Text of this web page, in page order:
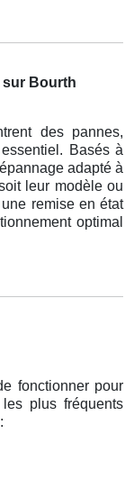
sur Bourth
des pannes,
Basés à
adapté à
leur modèle ou
une remise enétat
optimal
fonctionner pour
plus fréquents
: